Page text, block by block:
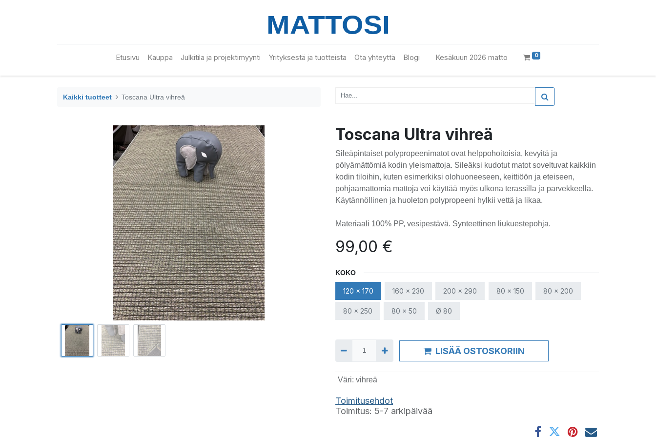
Etusivu Kauppa Julkitila ja projektimyynti Yrityksestä ja tuotteista Ota yhteyttä Blogi Kesäkuun 2026 matto 0
Kaikki tuotteet Toscana Ultra vihreä
Toscana Ultra vihreä
Sileäpintaiset polypropeenimatot ovat helppohoitoisia, kevyitä ja
pölyämättömiä kodin yleismattoja. Sileäksi kudotut matot soveltuvat kaikkiin
kodin tiloihin, kuten esimerkiksi olohuoneeseen, keittiöön ja eteiseen,
pohjaamattomia mattoja voi käyttää myös ulkona terassilla ja parvekkeella.
Käytännöllinen ja huoleton polypropeeni hylkii vettä ja likaa.
Materiaali 100% PP, vesipestävä. Synteettinen liukuestepohja.
99,00 €
KOKO
120 x 170 160 x 230 200 x 290 80 x 150 80 x 200
80 x 250 80 x 50 Ø 80
LISÄÄ OSTOSKORIIN
Väri: vihreä
Toimitusehdot
Toimitus: 5-7 arkipäivää